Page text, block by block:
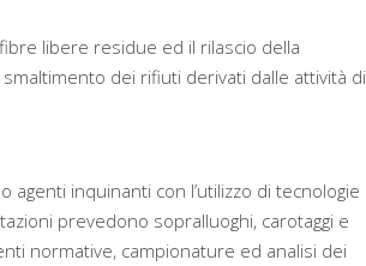
libere residue ed il rilascio della
dei rifiuti derivati dalle attività di
inquinanti con l’utilizzo di tecnologie
prevedono sopralluoghi, carotaggi e
normative, campionature ed analisi dei